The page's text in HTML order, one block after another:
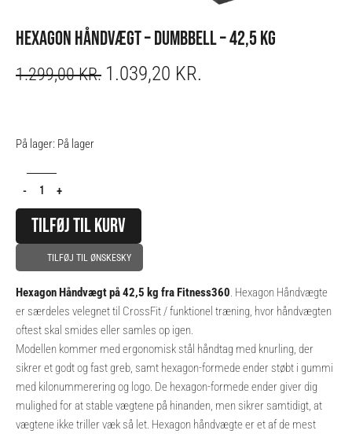
HEXAGON HÅNDVÆGT – DUMBBELL – 42,5 KG
1.299,00KR. ORIGINAL
1.039,20 KR.
På lager: På lager
-
Hexagon
-
Dumbbell
42,5
kg
antal
+
TILFØJ TIL KURV
TILFØJ TIL ØNSKESKY
Hexagon Håndvægt på 42,5 kg fra Fitness360. Hexagon Håndvægte
er særdeles velegnet til CrossFit / funktionel træning, hvor håndvægten
oftest skal smides eller samles op igen.
Modellen kommer med ergonomisk stål håndtag med knurling, der
sikrer et godt og fast greb, samt hexagon-formede ender støbt i gummi
med kilonummerering og logo. De hexagon-formede ender giver dig
mulighed for at stable vægtene på hinanden, men sikrer samtidigt, at
vægtene ikke triller væk så let. Hexagon håndvægte er et af de mest